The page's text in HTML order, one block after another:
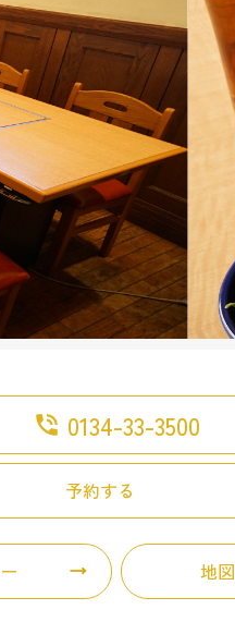
phone_in_talk 0134-33-3500
予約する
地図